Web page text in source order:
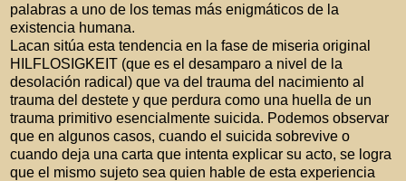
palabras a uno de los temas más enigmáticos de la
existencia humana.
Lacan sitúa esta tendencia en la fase de miseria original
HILFLOSIGKEIT (que es el desamparo a nivel de la
desolación radical) que va del trauma del nacimiento al
trauma del destete y que perdura como una huella de un
trauma primitivo esencialmente suicida. Podemos observar
que en algunos casos, cuando el suicida sobrevive o
cuando deja una carta que intenta explicar su acto, se logra
que el mismo sujeto sea quien hable de esta experiencia